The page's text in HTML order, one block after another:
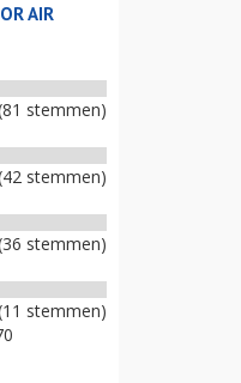
AIR
stemmen)
stemmen)
stemmen)
stemmen)